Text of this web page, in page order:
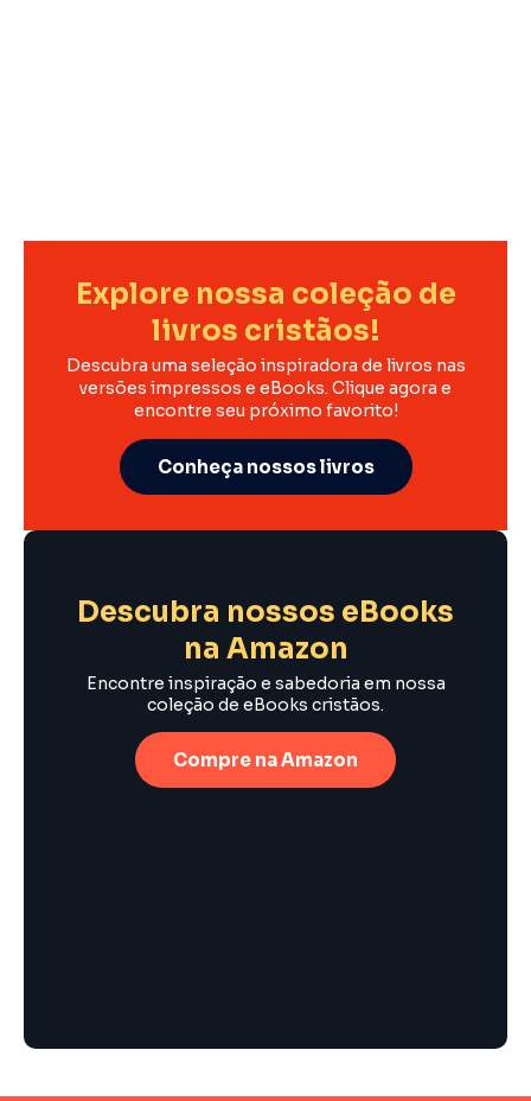
Explore nossa coleção de
livros cristãos!
Descubra uma seleção inspiradora de livros nas
versões impressos e eBooks. Clique agora e
encontre seu próximo favorito!
Conheça nossos livros
Descubra nossos eBooks
na Amazon
Encontre inspiração e sabedoria em nossa
coleção de eBooks cristãos.
Compre na Amazon